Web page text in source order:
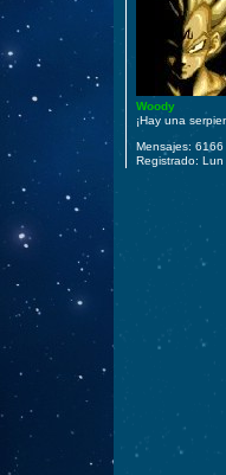
Woody
¡Hay una
Mensajes: 6166
Registrado: Lun